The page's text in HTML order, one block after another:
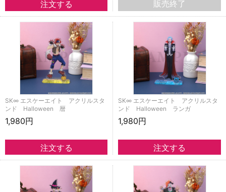
販売終了
SK∞ エスケーエイト アクリルスタ
ンド Halloween 暦
1,980円
SK∞ エスケーエイト アクリルスタ
ンド Halloween ランガ
1,980円